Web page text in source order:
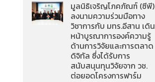
มูลนิธิเจริญโภคภัณฑ์ (ซีพี)
ลงนามความร่วมมือทาง
วิชาการกับ มทร.อีสาน เดิน
หน้าบูรณาการองค์ความรู้
ด้านการวิจัยและการตลาด
ดิจิทัล ซึ่งได้รับการ
สนับสนุนทุนวิจัยจาก วช.
ต่อยอดโครงการฟาร์ม